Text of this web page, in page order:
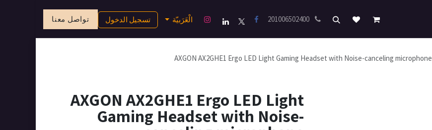
الْعَرَبيّة تسجيل الدخول تواصل معنا
AXGON AX2GHE1 Ergo LED Light Gaming Headset with Noise-canceling microphone
AXGON AX2GHE1 Ergo LED Light
Gaming Headset with Noise-